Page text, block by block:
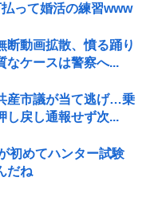
って婚活の練習www
断動画拡散、憤る踊り
ケースは警察へ...
産市議が当て逃げ…乗
し戻し通報せず次...
初めてハンター試験
だね